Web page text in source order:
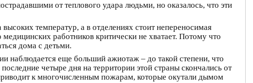
от теплового удара людьми, но оказалось, что эти
температур, а в отделениях стоит непереносимая
работников критически не хватает. Потому что
дома с детьми.
наблюдается еще больший ажиотаж – до такой степени, что
четыре дня на территории этой страны скончались от
к многочисленным пожарам, которые окутали дымом